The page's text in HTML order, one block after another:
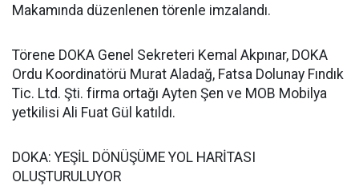
Makamında düzenlenen törenle imzalandı.
Törene DOKA Genel Sekreteri Kemal Akpınar, DOKA
Ordu Koordinatörü Murat Aladağ, Fatsa Dolunay Fındık
Tic. Ltd. Şti. firma ortağı Ayten Şen ve MOB Mobilya
yetkilisi Ali Fuat Gül katıldı.
DOKA: YEŞİL DÖNÜŞÜME YOL HARİTASI
OLUŞTURULUYOR